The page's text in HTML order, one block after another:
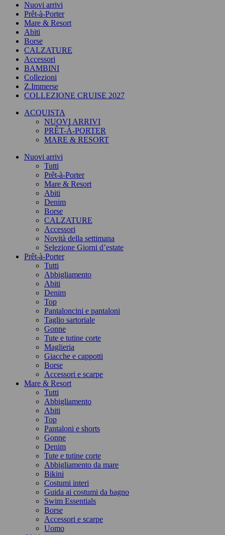
Nuovi arrivi
Prêt-à-Porter
Mare & Resort
Abiti
Borse
CALZATURE
Accessori
BAMBINI
Collezioni
Z.Immerse
COLLEZIONE CRUISE 2027
ACQUISTA
NUOVI ARRIVI
PRÊT-À-PORTER
MARE & RESORT
Nuovi arrivi
Tutti
Prêt-à-Porter
Mare & Resort
Abiti
Denim
Borse
CALZATURE
Accessori
Novità della settimana
Selezione Giorni d’estate
Prêt-à-Porter
Tutti
Abbigliamento
Abiti
Denim
Top
Pantaloncini e pantaloni
Taglio sartoriale
Gonne
Tute e tutine corte
Maglieria
Giacche e cappotti
Borse
Accessori e scarpe
Mare & Resort
Tutti
Abbigliamento
Abiti
Top
Pantaloni e shorts
Gonne
Denim
Tute e tutine corte
Abbigliamento da mare
Bikini
Costumi interi
Guida ai costumi da bagno
Swim Essentials
Borse
Accessori e scarpe
Uomo